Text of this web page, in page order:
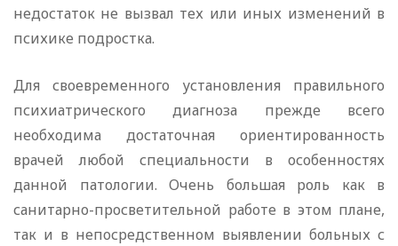
недостаток не вызвал тех или иных изменений в
психике подростка.
Для своевременного установления правильного
психиатрического диагноза прежде всего
необходима достаточная ориентированность
врачей любой специальности в особенностях
данной патологии. Очень большая роль как в
санитарно-просветительной работе в этом плане,
так и в непосредственном выявлении больных с